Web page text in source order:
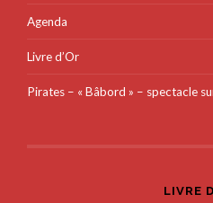
Agenda
Livre d’Or
Pirates – « Bâbord » – spectacle
LIVRE